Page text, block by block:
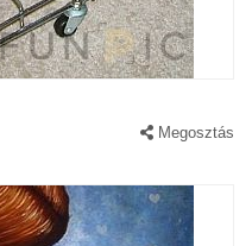
Megosztás